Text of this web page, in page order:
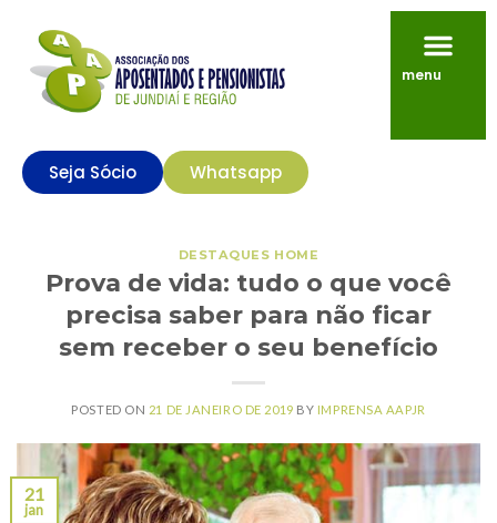
menu
Seja Sócio Whatsapp
DESTAQUES HOME
Prova de vida: tudo o que você
precisa saber para não ficar
sem receber o seu benefício
POSTED ON 21 DE JANEIRO DE 2019 BY IMPRENSA AAPJR
21
jan